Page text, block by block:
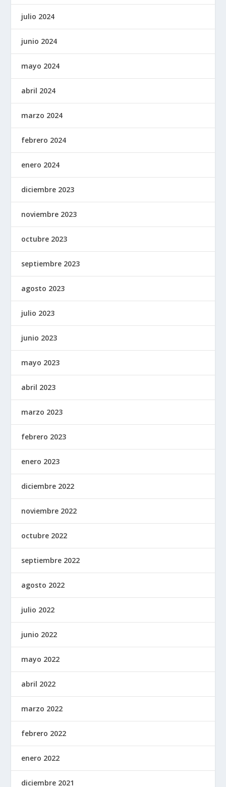
julio 2024
junio 2024
mayo 2024
abril 2024
marzo 2024
febrero 2024
enero 2024
diciembre 2023
noviembre 2023
octubre 2023
septiembre 2023
agosto 2023
julio 2023
junio 2023
mayo 2023
abril 2023
marzo 2023
febrero 2023
enero 2023
diciembre 2022
noviembre 2022
octubre 2022
septiembre 2022
agosto 2022
julio 2022
junio 2022
mayo 2022
abril 2022
marzo 2022
febrero 2022
enero 2022
diciembre 2021